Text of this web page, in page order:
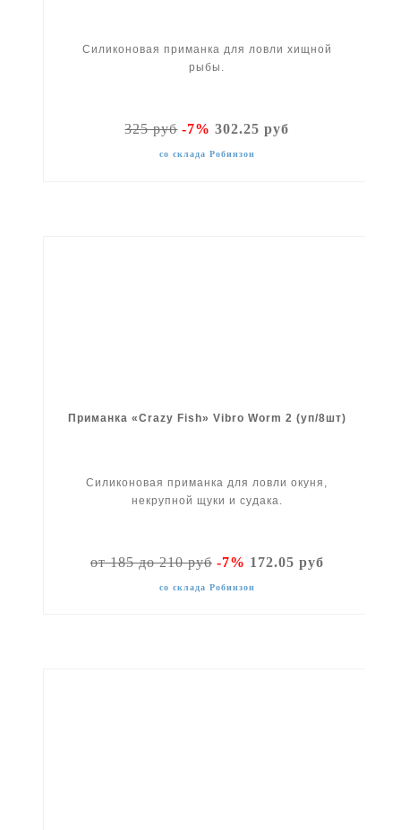
Силиконовая приманка для ловли хищной
рыбы.
325 руб-7% 302.25 руб
со склада Робинзон
Приманка «Crazy Fish» Vibro Worm 2 (уп/8шт)
Силиконовая приманка для ловли окуня,
некрупной щуки и судака.
от 185 до 210 руб-7% 172.05 руб
со склада Робинзон